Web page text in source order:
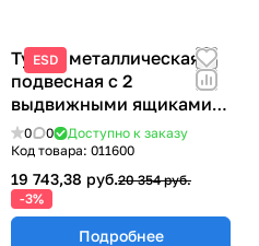
ESD
Тумба металлическая
подвесная с 2
выдвижными ящиками
355х580х490 мм.
ТПМ-2Б
0 0
Доступно к заказу
Код товара: 011600
19 743,38 руб.20 354 руб.
-3%
Подробнее